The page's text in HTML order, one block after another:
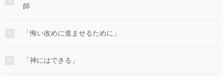
師
「悔い改めに進ませるために」
「神にはできる」